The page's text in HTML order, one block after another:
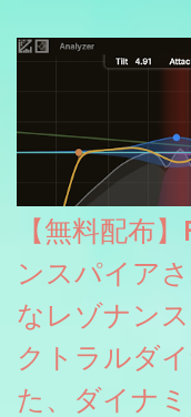
【無料配布
ンスパイア
なレゾナン
クトラルダ
た、ダイナ